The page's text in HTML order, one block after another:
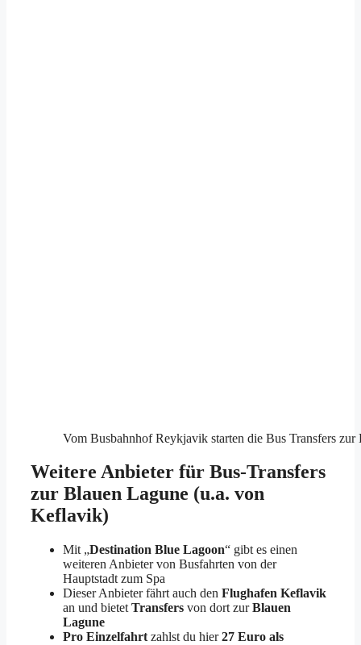
Vom Busbahnhof Reykjavik starten die Bus Transfers zur
Weitere Anbieter für Bus-Transfers
zur Blauen Lagune (u.a. von
Keflavik)
Mit „Destination Blue Lagoon“ gibt es einen
weiteren Anbieter von Busfahrten von der
Hauptstadt zum Spa
Dieser Anbieter fährt auch den Flughafen Keflavik
an und bietet Transfers von dort zurBlauen
Lagune
Pro Einzelfahrt zahlst du hier27 Euro als